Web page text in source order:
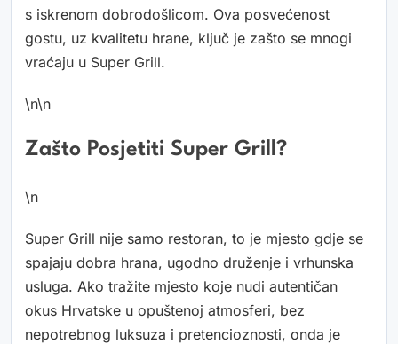
s iskrenom dobrodošlicom. Ova posvećenost
gostu, uz kvalitetu hrane, ključ je zašto se mnogi
vraćaju u Super Grill.
\n\n
Zašto Posjetiti Super Grill?
\n
Super Grill nije samo restoran, to je mjesto gdje se
spajaju dobra hrana, ugodno druženje i vrhunska
usluga. Ako tražite mjesto koje nudi autentičan
okus Hrvatske u opuštenoj atmosferi, bez
nepotrebnog luksuza i pretencioznosti, onda je